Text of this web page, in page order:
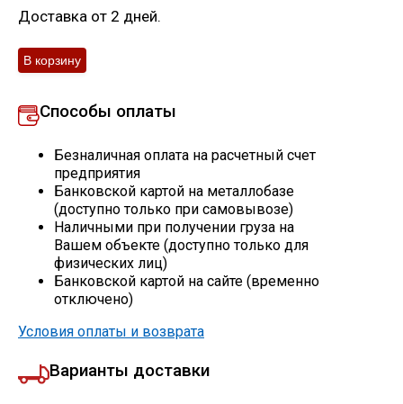
Алюминиевый прокат
Доставка от 2 дней.
Способы оплаты
Безналичная оплата на расчетный счет
предприятия
Банковской картой на металлобазе
(доступно только при самовывозе)
Наличными при получении груза на
Вашем объекте (доступно только для
физических лиц)
Банковской картой на сайте (временно
отключено)
Условия оплаты и возврата
Варианты доставки